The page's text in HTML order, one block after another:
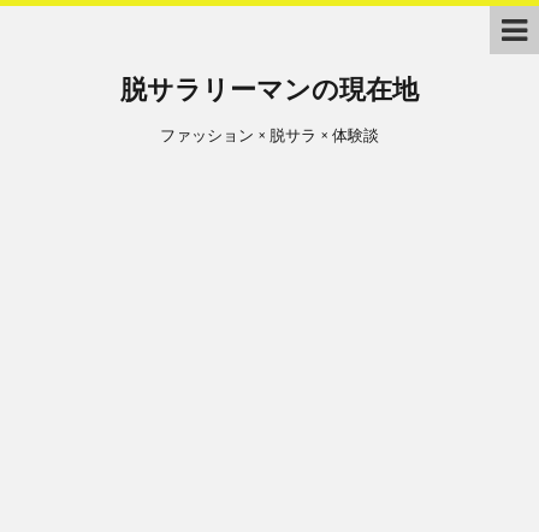
脱サラリーマンの現在地
ファッション × 脱サラ × 体験談